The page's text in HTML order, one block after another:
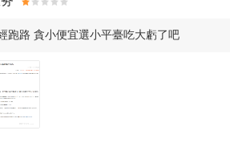
跑路 貪小便宜選小平臺吃大虧了吧